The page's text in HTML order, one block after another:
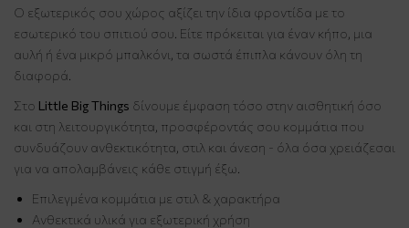
Ο εξωτερικός σου χώρος αξίζει την ίδια φροντίδα με το
εσωτερικό του σπιτιού σου. Είτε πρόκειται για έναν κήπο, μια
αυλή ή ένα μικρό μπαλκόνι, τα σωστά έπιπλα κάνουν όλη τη
διαφορά.
Στο Little Big Things δίνουμε έμφαση τόσο στην αισθητική όσο
και στη λειτουργικότητα, προσφέροντάς σου κομμάτια που
συνδυάζουν ανθεκτικότητα, στιλ και άνεση - όλα όσα χρειάζεσαι
για να απολαμβάνεις κάθε στιγμή έξω.
Επιλεγμένα κομμάτια με στιλ & χαρακτήρα
Ανθεκτικά υλικά για εξωτερική χρήση